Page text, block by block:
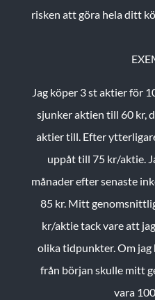
risken att göra hela ditt
Jag köper 3 st aktier för
sjunker aktien till 60 kr,
aktier till. Efter
uppåt till 75 kr/aktie.
månader efter senaste
85 kr. Mitt
kr/aktie tack vare att
olika tidpunkter. Om
från början skulle mitt
vara